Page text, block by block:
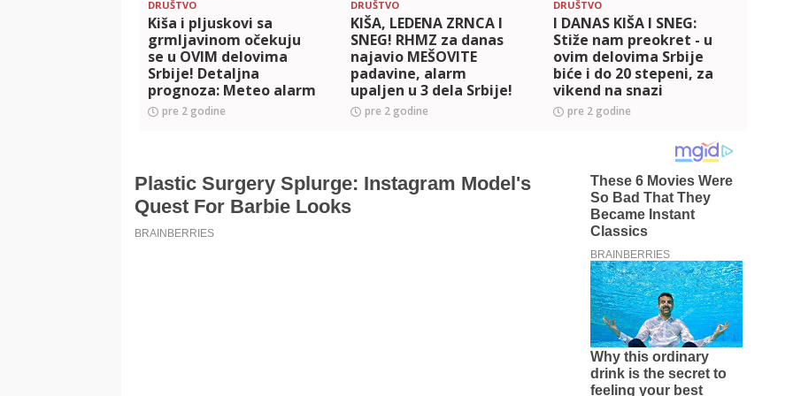
DRUŠTVO
Kiša i pljuskovi sa
grmljavinom očekuju
se u OVIM delovima
Srbije! Detaljna
prognoza: Meteo alarm
upaljen zbog 3
nepogode
pre 2 godine
DRUŠTVO
KIŠA, LEDENA ZRNCA I
SNEG! RHMZ za danas
najavio MEŠOVITE
padavine, alarm
upaljen u 3 dela Srbije!
Vrlo brzo stiže
temperaturni šok
pre 2 godine
DRUŠTVO
I DANAS KIŠA I SNEG:
Stiže nam preokret - u
ovim delovima Srbije
biće i do 20 stepeni, za
vikend na snazi
NARANDŽASTI METEO
ALARM
pre 2 godine